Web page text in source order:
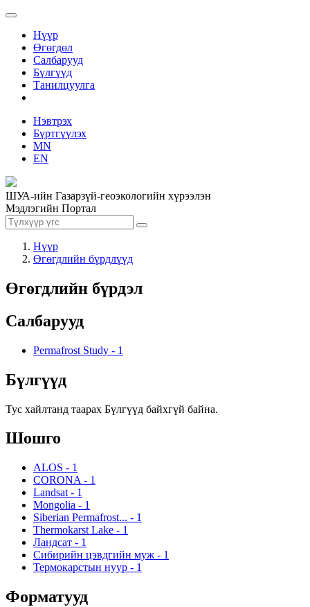
Нүүр
Өгөгдөл
Салбарууд
Бүлгүүд
Танилцуулга
Нэвтрэх
Бүртгүүлэх
MN
EN
ШУА-ийн Газарзүй-геоэкологийн хүрээлэн
Мэдлэгийн Портал
Нүүр
Өгөгдлийн бүрдлүүд
Өгөгдлийн бүрдэл
Салбарууд
Permafrost Study - 1
Бүлгүүд
Тус хайлтанд таарах Бүлгүүд байхгүй байна.
Шошго
ALOS - 1
CORONA - 1
Landsat - 1
Mongolia - 1
Siberian Permafrost... - 1
Thermokarst Lake - 1
Ландсат - 1
Сибирийн цэвдгийн муж - 1
Термокарстын нуур - 1
Форматууд